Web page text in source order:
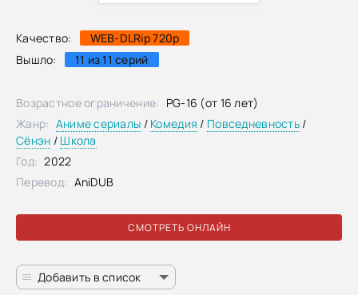
Качество:
WEB-DLRip 720p
Вышло:
11 из 11 серий
СМОТРЕТЬ ОНЛАЙН
Добавить в список
Возрастное ограничение: PG-16 (от 16 лет)
Жанр: Аниме сериалы / Комедия / Повседневность/
Сёнэн / Школа
Год: 2022
Перевод: AniDUB